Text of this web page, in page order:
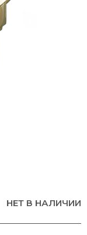
НЕТ В НАЛИЧИИ